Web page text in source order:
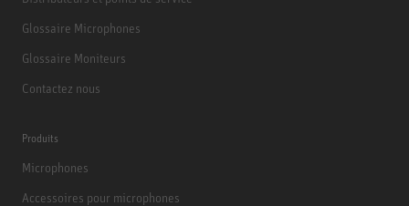
Glossaire Microphones
Glossaire Moniteurs
Contactez nous
Produits
Microphones
Accessoires pour microphones